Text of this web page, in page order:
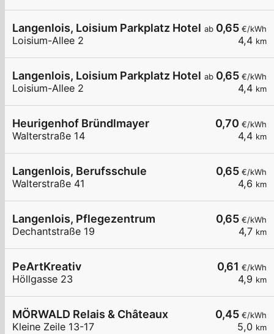
ab 0,65 €/kWh
4,4 km
Langenlois, Loisium Parkplatz Hotel
Loisium-Allee 2
ab 0,65 €/kWh
4,4 km
Langenlois, Loisium Parkplatz Hotel
Loisium-Allee 2
0,70 €/kWh
4,4 km
Heurigenhof Bründlmayer
Walterstraße 14
0,65 €/kWh
4,6 km
Langenlois, Berufsschule
Walterstraße 41
0,65 €/kWh
4,7 km
Langenlois, Pflegezentrum
Dechantstraße 19
0,61 €/kWh
4,9 km
PeArtKreativ
Höllgasse 23
0,45 €/kWh
5,0 km
MÖRWALD Relais & Châteaux
Kleine Zeile 13-17